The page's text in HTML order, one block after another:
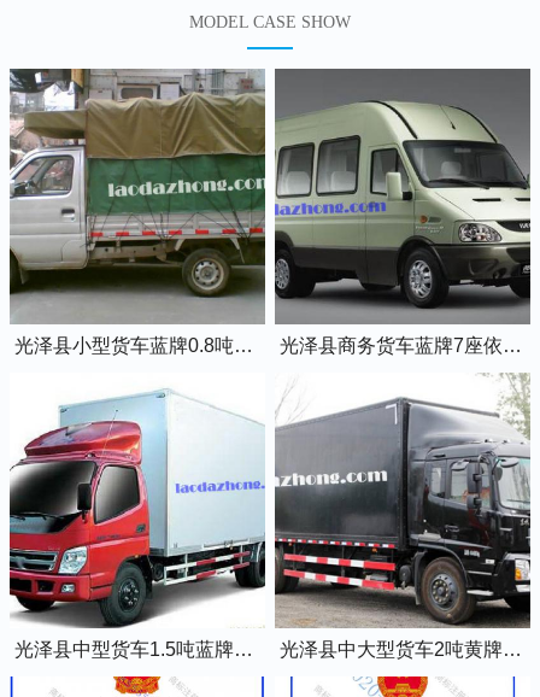
MODEL CASE SHOW
光泽县小型货车蓝牌0.8吨小卡车 光泽县商务货车蓝牌7座依维柯全顺车
光泽县中型货车1.5吨蓝牌4米2厢式货车 光泽县中大型货车2吨黄牌5米2厢式货车